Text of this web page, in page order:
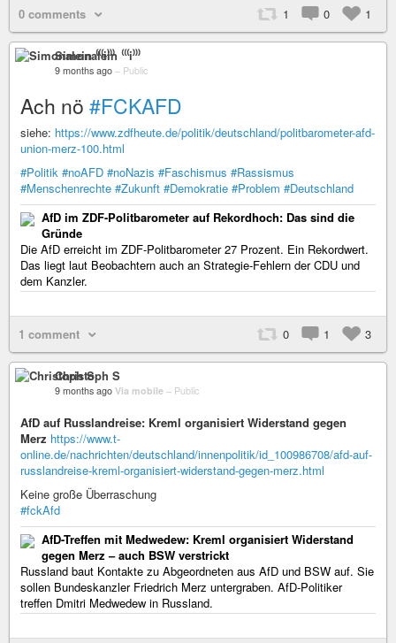
0 comments 1 0 1
Simonalein ⁽⁽⁽i⁾⁾⁾
9 months ago – Public
Ach nö #FCKAFD
siehe: https://www.zdfheute.de/politik/deutschland/politbarometer-afd-
union-merz-100.html
#Politik #noAFD #noNazis #Faschismus #Rassismus
#Menschenrechte #Zukunft #Demokratie #Problem #Deutschland
AfD im ZDF-Politbarometer auf Rekordhoch: Das sind die
Gründe
Die AfD erreicht im ZDF-Politbarometer 27 Prozent. Ein Rekordwert.
Das liegt laut Beobachtern auch an Strategie-Fehlern der CDU und
dem Kanzler.
1 comment 0 1 3
Christoph S
9 months ago Via mobile – Public
AfD auf Russlandreise: Kreml organisiert Widerstand gegen
Merz https://www.t-
online.de/nachrichten/deutschland/innenpolitik/id_100986708/afd-auf-
russlandreise-kreml-organisiert-widerstand-gegen-merz.html
Keine große Überraschung
#fckAfd
AfD-Treffen mit Medwedew: Kreml organisiert Widerstand
gegen Merz – auch BSW verstrickt
Russland baut Kontakte zu Abgeordneten aus AfD und BSW auf. Sie
sollen Bundeskanzler Friedrich Merz untergraben. AfD-Politiker
treffen Dmitri Medwedew in Russland.